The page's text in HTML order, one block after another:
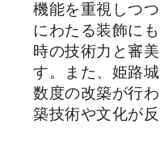
機能を重視しつ
にわたる装飾に
時の技術力と審
す。また、姫路
数度の改築が行
築技術や文化が